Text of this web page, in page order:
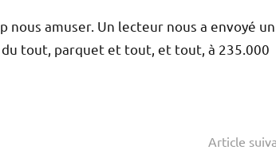
nous amuser. Un lecteur nous a envoyé un
du tout, parquet et tout, et tout, à 235.000
Article